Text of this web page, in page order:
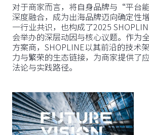
对于商家而言，将自身品牌与“平台
深度融合，成为出海品牌迈向确定性
一行业共识，也构成了2025
会举办的深层动因与核心议题。作为
方案商，SHOPLINE以其前沿的技术
力与繁荣的生态链接，为商家提供了
法论与实践路径。